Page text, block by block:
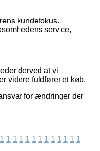
kundefokus.
service,
derved at vi
videre fuldfører et køb.
for ændringer der
1 1 1 1 1 1 1 1 1 1 1 1 1